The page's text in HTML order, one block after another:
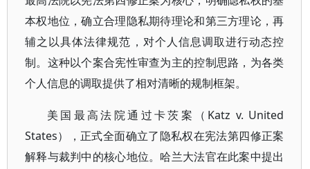
本权地位，确立合理隐私期待理论和第三方理论，再
辅之以具体法律规范，对个人信息调取进行动态控
制。这种以个案合宪性审查为主的控制思路，为各类
个人信息的调取提供了相对清晰的规制框架。
美国最高法院通过卡茨案（Katz v. United
States），正式全面确立了隐私权在宪法第四修正案
解释与裁判中的核心地位。哈兰大法官在此案中提出